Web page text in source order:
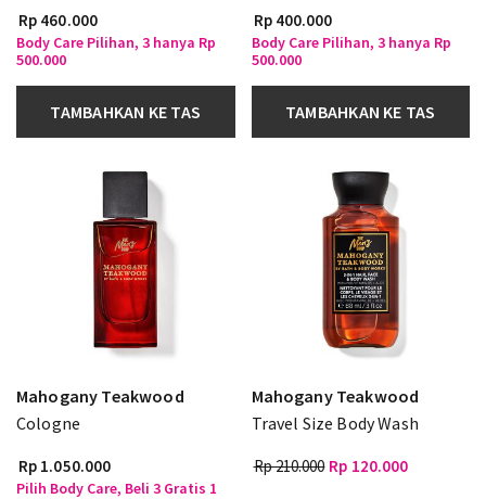
Rp 460.000
Body Care Pilihan, 3 hanya Rp
500.000
TAMBAHKAN KE TAS
Rp 400.000
Body Care Pilihan, 3 hanya Rp
500.000
TAMBAHKAN KE TAS
Mahogany Teakwood
Cologne
Rp 1.050.000
Pilih Body Care, Beli 3 Gratis 1
Mahogany Teakwood
Travel Size Body Wash
Rp 210.000 Rp 120.000